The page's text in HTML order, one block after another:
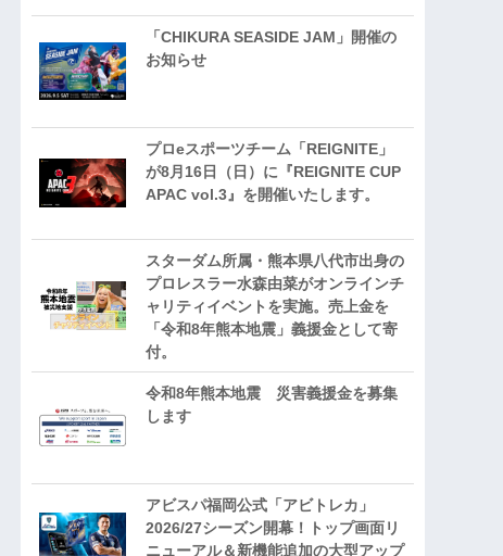
「CHIKURA SEASIDE JAM」開催の
お知らせ
プロeスポーツチーム「REIGNITE」
が8月16日（日）に『REIGNITE CUP
APAC vol.3』を開催いたします。
スターダム所属・熊本県八代市出身の
プロレスラー水森由菜がオンラインチ
ャリティイベントを実施。売上金を
「令和8年熊本地震」義援金として寄
付。
令和8年熊本地震 災害義援金を募集
します
アビスパ福岡公式「アビトレカ」
2026/27シーズン開幕！トップ画面リ
ニューアル＆新機能追加の大型アップ